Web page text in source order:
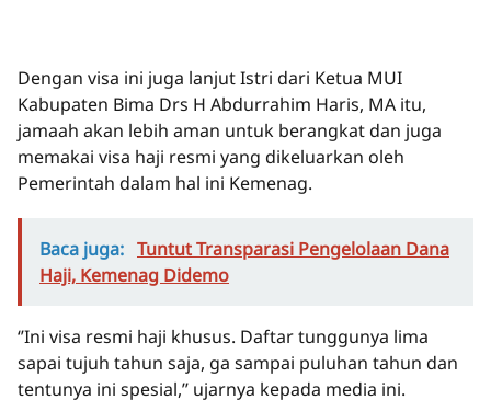
Dengan visa ini juga lanjut Istri dari Ketua MUI
Kabupaten Bima Drs H Abdurrahim Haris, MA itu,
jamaah akan lebih aman untuk berangkat dan juga
memakai visa haji resmi yang dikeluarkan oleh
Pemerintah dalam hal ini Kemenag.
Baca juga: Tuntut Transparasi Pengelolaan Dana
Haji, Kemenag Didemo
‘’Ini visa resmi haji khusus. Daftar tunggunya lima
sapai tujuh tahun saja, ga sampai puluhan tahun dan
tentunya ini spesial,’’ ujarnya kepada media ini.